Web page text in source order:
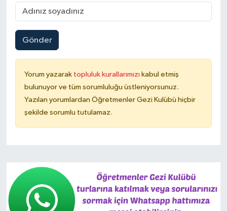
Gönder
Yorum yazarak topluluk kurallarımızı kabul etmiş
bulunuyor ve tüm sorumluluğu üstleniyorsunuz.
Yazılan yorumlardan Öğretmenler Gezi Kulübü hiçbir
şekilde sorumlu tutulamaz.